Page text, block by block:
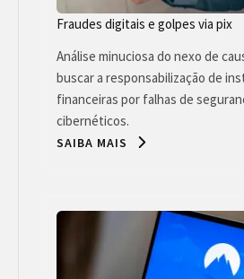
Fraudes digitais e golpes via pix
Análise minuciosa do nexo de
buscar a responsabilização de
financeiras por falhas de
cibernéticos.
SAIBA MAIS